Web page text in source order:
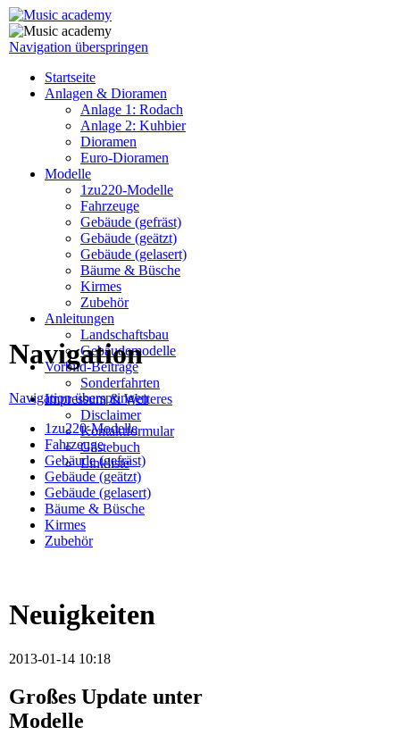
Navigation überspringen
Startseite
Anlagen & Dioramen
Anlage 1: Rodach
Anlage 2: Kuhbier
Dioramen
Euro-Dioramen
Modelle
1zu220-Modelle
Fahrzeuge
Gebäude (gefräst)
Gebäude (geätzt)
Gebäude (gelasert)
Bäume & Büsche
Kirmes
Zubehör
Anleitungen
Landschaftsbau
Gebäudemodelle
Vorbild-Beiträge
Sonderfahrten
Impressum & Weiteres
Disclaimer
Kontaktformular
Gästebuch
Linkliste
Navigation
Navigation überspringen
1zu220-Modelle
Fahrzeuge
Gebäude (gefräst)
Gebäude (geätzt)
Gebäude (gelasert)
Bäume & Büsche
Kirmes
Zubehör
Neuigkeiten
2013-01-14 10:18
Großes Update unter
Modelle